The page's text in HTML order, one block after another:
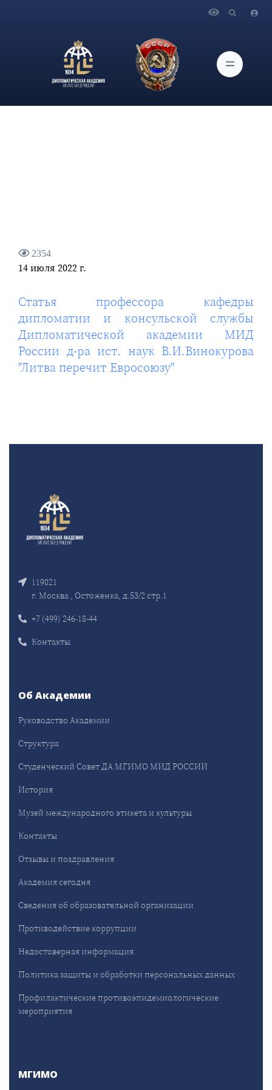
службы Дипломатической академии МИД России д-ра ист.
наук В.И.Винокурова "Литва перечит Евросоюзу"
2354
14 июля 2022 г.
Статья профессора кафедры
дипломатии и консульской службы
Дипломатической академии МИД
России д-ра ист. наук В.И.Винокурова
"Литва перечит Евросоюзу"
119021
г. Москва , Остоженка, д.53/2 стр.1
+7 (499) 246-18-44
Контакты
Об Академии
Руководство Академии
Структура
Студенческий Совет ДА МГИМО МИД РОССИИ
История
Музей международного этикета и культуры
Контакты
Отзывы и поздравления
Академия сегодня
Сведения об образовательной организации
Противодействие коррупции
Недостоверная информация
Политика защиты и обработки персональных данных
Профилактические противоэпидемиологические
мероприятия
МГИМО